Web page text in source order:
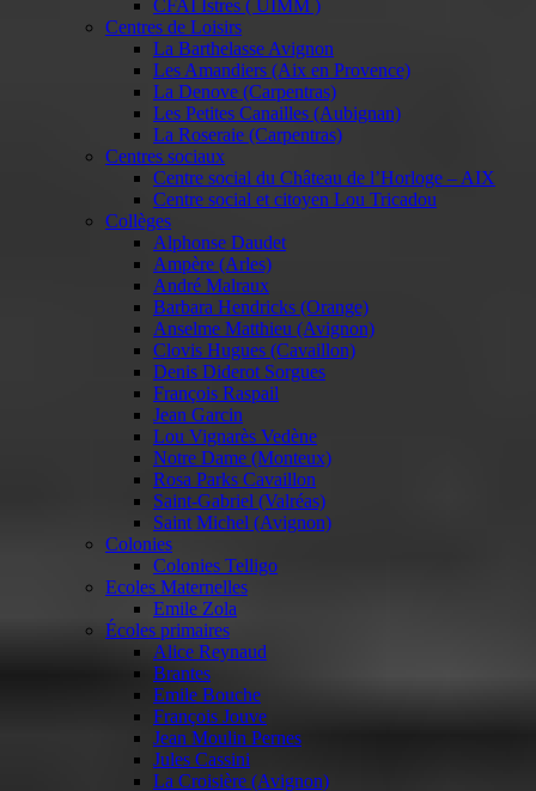
CFAI Istres ( UIMM )
Centres de Loisirs
La Barthelasse Avignon
Les Amandiers (Aix en Provence)
La Denove (Carpentras)
Les Petites Canailles (Aubignan)
La Roseraie (Carpentras)
Centres sociaux
Centre social du Château de l’Horloge – AIX
Centre social et citoyen Lou Tricadou
Collèges
Alphonse Daudet
Ampère (Arles)
André Malraux
Barbara Hendricks (Orange)
Anselme Matthieu (Avignon)
Clovis Hugues (Cavaillon)
Denis Diderot Sorgues
François Raspail
Jean Garcin
Lou Vignarès Vedène
Notre Dame (Monteux)
Rosa Parks Cavaillon
Saint-Gabriel (Valréas)
Saint Michel (Avignon)
Colonies
Colonies Telligo
Ecoles Maternelles
Emile Zola
Écoles primaires
Alice Reynaud
Brantes
Emile Bouche
François Jouve
Jean Moulin Pernes
Jules Cassini
La Croisière (Avignon)